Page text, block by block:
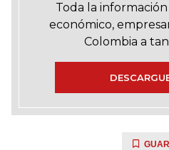
Toda la
económico,
Colombia a